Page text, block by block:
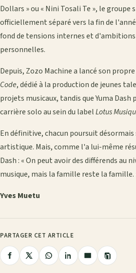
Dollars » ou « Nini Tosali Te », le groupe
officiellement séparé vers la fin de
fond de tensions internes et d'ambitions
personnelles.
Depuis, Zozo Machine a lancé son
Code, dédié à la production de jeunes
projets musicaux, tandis que Yuma Dash
carrière solo au sein du labelLotus
En définitive, chacun poursuit
artistique. Mais, comme l'a lui-même
Dash : « On peut avoir des différends au
musique, mais la famille reste la famille.
Yves Muetu
PARTAGER CET ARTICLE
PartagerPartagerPartagerPartagerPartager
Copier
le